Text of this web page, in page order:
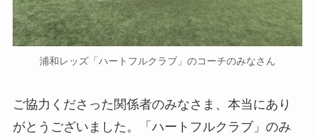
浦和レッズ「ハートフルクラブ」のコーチのみなさん
ご協力くださった関係者のみなさま、本当にあり
がとうございました。「ハートフルクラブ」のみ